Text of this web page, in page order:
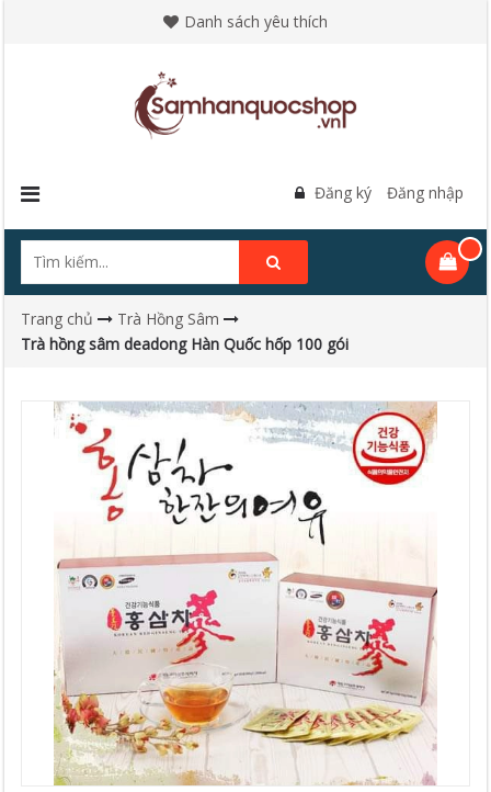
Danh sách yêu thích
Đăng ký Đăng nhập
Trang chủ
Trà Hồng Sâm
Trà hồng sâm deadong Hàn Quốc hốp 100 gói